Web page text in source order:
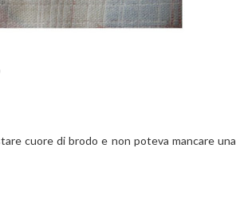
cuore di brodo e non poteva mancare una